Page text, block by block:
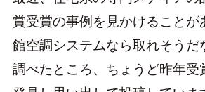
賞受賞の事例を見かけることが
館空調システムなら取れそうだ
調べたところ、ちょうど昨年受